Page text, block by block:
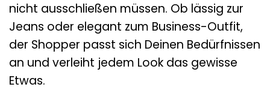
nicht ausschließen müssen. Ob lässig zur
Jeans oder elegant zum Business-Outfit,
der Shopper passt sich Deinen Bedürfnissen
an und verleiht jedem Look das gewisse
Etwas.